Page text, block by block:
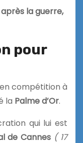
la guerre,
pour
compétition à
la Palme d’Or.
qui lui est
de Cannes ( 17